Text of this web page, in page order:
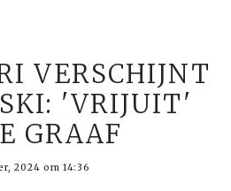
VERSCHIJNT
'VRIJUIT'
GRAAF
2024 om 14:36